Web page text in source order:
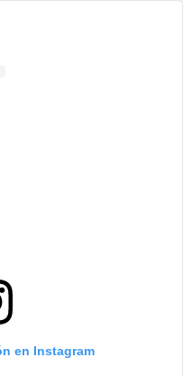
en Instagram